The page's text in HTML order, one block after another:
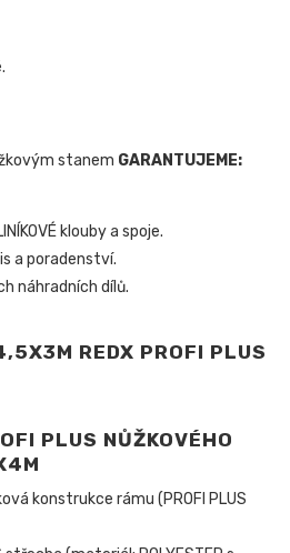
stanem GARANTUJEME:
klouby a spoje.
a poradenství.
náhradních dílů.
PLUS NŮŽKOVÉHO
konstrukce rámu (PROFI PLUS